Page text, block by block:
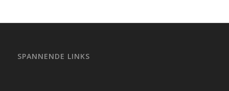
SPANNENDE LINKS